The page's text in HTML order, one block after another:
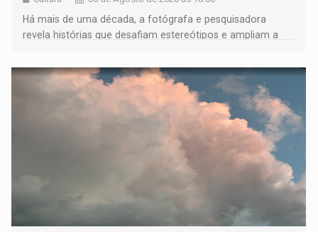
Há mais de uma década, a fotógrafa e pesquisadora
revela histórias que desafiam estereótipos e ampliam a
negras